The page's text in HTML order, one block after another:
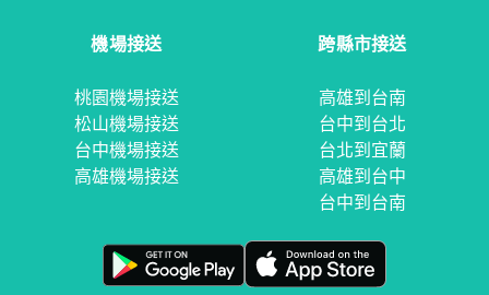
機場接送
桃園機場接送
松山機場接送
台中機場接送
高雄機場接送
跨縣市接送
高雄到台南
台中到台北
台北到宜蘭
高雄到台中
台中到台南